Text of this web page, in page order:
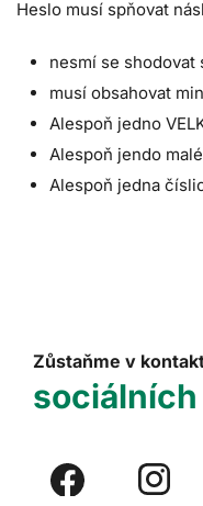
Heslo musí spňovat
nesmí se
musí obsahovat
Alespoň jedno
Alespoň jendo
Alespoň jedna
Zůstaňme v